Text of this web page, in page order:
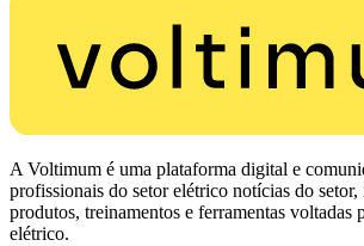
A Voltimum é uma plataforma digital e
profissionais do setor elétrico notícias do
produtos, treinamentos e ferramentas voltadas
elétrico.